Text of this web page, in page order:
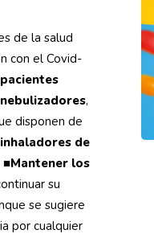
de la salud
con el Covid-
,
disponen de
de
■Mantener los
su
se sugiere
por cualquier